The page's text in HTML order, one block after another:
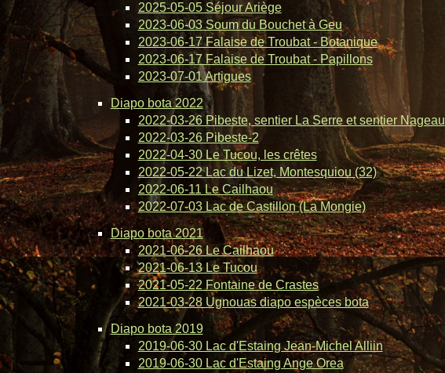
2025-05-05 Séjour Ariège
2023-06-03 Soum du Bouchet à Geu
2023-06-17 Falaise de Troubat - Botanique
2023-06-17 Falaise de Troubat - Papillons
2023-07-01 Artigues
Diapo bota 2022
2022-03-26 Pibeste, sentier La Serre et sentier Nageau
2022-03-26 Pibeste-2
2022-04-30 Le Tucou, les crêtes
2022-05-22 Lac du Lizet, Montesquiou (32)
2022-06-11 Le Cailhaou
2022-07-03 Lac de Castillon (La Mongie)
Diapo bota 2021
2021-06-26 Le Cailhaou
2021-06-13 Le Tucou
2021-05-22 Fontaine de Crastes
2021-03-28 Ugnouas diapo espèces bota
Diapo bota 2019
2019-06-30 Lac d'Estaing Jean-Michel Alliin
2019-06-30 Lac d'Estaing Ange Orea